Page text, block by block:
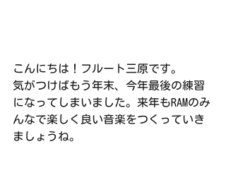
こんにちは！フルート三原です。
気がつけばもう年末、今年最後の練習
になってしまいました。来年もRAMのみ
んなで楽しく良い音楽をつくっていき
ましょうね。